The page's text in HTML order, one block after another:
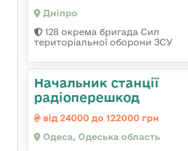
Дніпро
128 окрема бригада Сил
територіальної оборони ЗСУ
Начальник станції
радіоперешкод
від 24000 до 122000 грн
Одеса, Одеська область